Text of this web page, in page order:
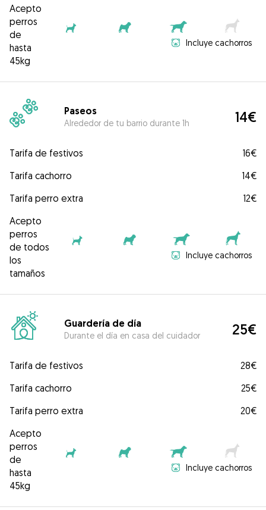
Acepto
perros
de
hasta
45kg
Incluye cachorros
Paseos
Alrededor de tu barrio durante 1h 14€
Tarifa de festivos
16€
Tarifa cachorro
14€
Tarifa perro extra
12€
Acepto
perros
de todos
los
tamaños
Incluye cachorros
Guardería de día
Durante el día en casa del cuidador 25€
Tarifa de festivos
28€
Tarifa cachorro
25€
Tarifa perro extra
20€
Acepto
perros
de
hasta
45kg
Incluye cachorros